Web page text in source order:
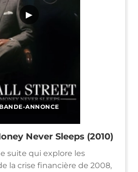
BANDE-ANNONCE
▶
Never Sleeps (2010)
suite qui explore les
la crise financière de 2008,